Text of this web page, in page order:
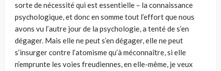
sorte de nécessité qui est essen­tielle – la connaissance
psychologique, et donc en somme tout l’effort que nous
avons vu l’autre jour de la psychologie, a tenté de s’en
dégager. Mais elle ne peut s’en dégager, elle ne peut
s’insurger contre l’atomisme qu’à méconnaître, si elle
n’emprunte les voies freudiennes, en elle-même, je veux